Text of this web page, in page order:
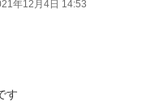
年12月4日 14:53
す